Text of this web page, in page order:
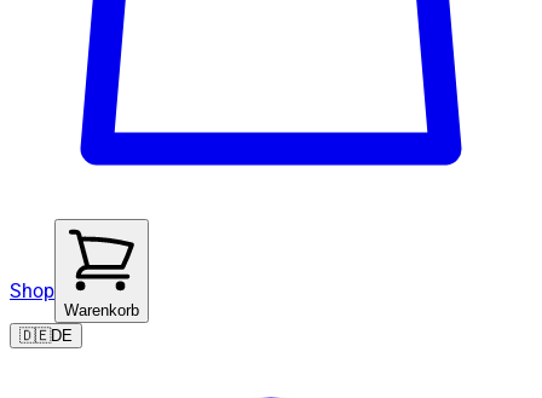
Shop
Warenkorb
🇩🇪DE